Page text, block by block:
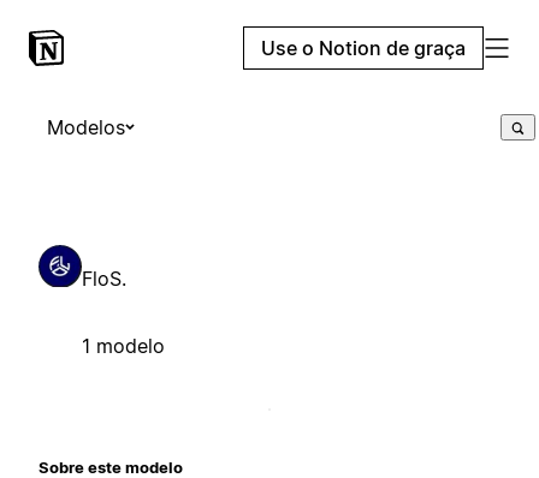
Use o Notion de graça
Modelos
FloS.
1 modelo
Sobre este modelo